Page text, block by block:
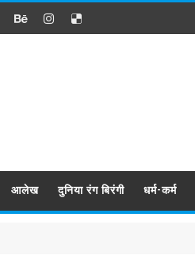
आलेख दुनिया रंग बिरंगी धर्म-कर्म